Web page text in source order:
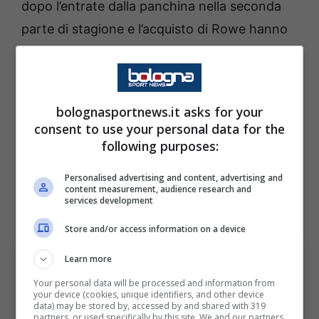
dopo l’entrate dalla panchina nella seconda
parte di stagione e l’acquisto di Rowe hanno
cambiato i piani. Al momento il Bologna ha
cinque esterni, tre a sinistra e due a destra e
l’ex Velez è senza alcun dubbio l’ultima scelta
nella batteria a disposizione di Italiano.
dire la sua sempre in campionato ma la strada
è al momento in salita.
bolognasportnews.it asks for your
consent to use your personal data for the
following purposes:
Personalised advertising and content, advertising and
content measurement, audience research and
services development
Store and/or access information on a device
Learn more
Your personal data will be processed and information from
your device (cookies, unique identifiers, and other device
data) may be stored by, accessed by and shared with 319